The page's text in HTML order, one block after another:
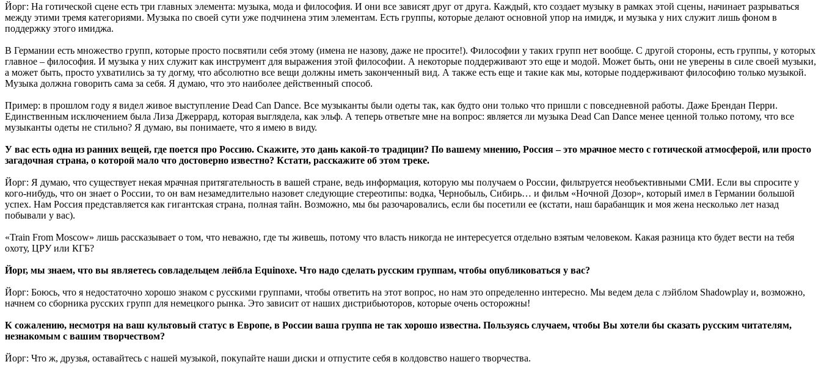
Йорг: На готической сцене есть три главных элемента: музыка, мода и философия. И они все зависят друг от друга. Каждый, кто создает музыку в рамках этой сцены, начинает разрываться
между этими тремя категориями. Музыка по своей сути уже подчинена этим элементам. Есть группы, которые делают основной упор на имидж, и музыка у них служит лишь фоном в
поддержку этого имиджа.
В Германии есть множество групп, которые просто посвятили себя этому (имена не назову, даже не просите!). Философии у таких групп нет вообще. С другой стороны, есть группы, у которых
главное – философия. И музыка у них служит как инструмент для выражения этой философии. А некоторые поддерживают это еще и модой. Может быть, они не уверены в силе своей музыки,
а может быть, просто ухватились за ту догму, что абсолютно все вещи должны иметь законченный вид. А также есть еще и такие как мы, которые поддерживают философию только музыкой.
Музыка должна говорить сама за себя. Я думаю, что это наиболее действенный способ.
Пример: в прошлом году я видел живое выступление Dead Can Dance. Все музыканты были одеты так, как будто они только что пришли с повседневной работы. Даже Брендан Перри.
Единственным исключением была Лиза Джеррард, которая выглядела, как эльф. А теперь ответьте мне на вопрос: является ли музыка Dead Can Dance менее ценной только потому, что все
музыканты одеты не стильно? Я думаю, вы понимаете, что я имею в виду.
У вас есть одна из ранних вещей, где поется про Россию. Скажите, это дань какой-то традиции? По вашему мнению, Россия – это мрачное место с готической атмосферой, или просто
загадочная страна, о которой мало что достоверно известно? Кстати, расскажите об этом треке.
Йорг: Я думаю, что существует некая мрачная притягательность в вашей стране, ведь информация, которую мы получаем о России, фильтруется необъективными СМИ. Если вы спросите у
кого-нибудь, что он знает о России, то он вам незамедлительно назовет следующие стереотипы: водка, Чернобыль, Сибирь… и фильм «Ночной Дозор», который имел в Германии большой
успех. Нам Россия представляется как гигантская страна, полная тайн. Возможно, мы бы разочаровались, если бы посетили ее (кстати, наш барабанщик и моя жена несколько лет назад
побывали у вас).
«Train From Moscow» лишь рассказывает о том, что неважно, где ты живешь, потому что власть никогда не интересуется отдельно взятым человеком. Какая разница кто будет вести на тебя
охоту, ЦРУ или КГБ?
Йорг, мы знаем, что вы являетесь совладельцем лейбла Equinoxe. Что надо сделать русским группам, чтобы опубликоваться у вас?
Йорг: Боюсь, что я недостаточно хорошо знаком с русскими группами, чтобы ответить на этот вопрос, но нам это определенно интересно. Мы ведем дела с лэйблом Shadowplay и, возможно,
начнем со сборника русских групп для немецкого рынка. Это зависит от наших дистрибьюторов, которые очень осторожны!
К сожалению, несмотря на ваш культовый статус в Европе, в России ваша группа не так хорошо известна. Пользуясь случаем, чтобы Вы хотели бы сказать русским читателям,
незнакомым с вашим творчеством?
Йорг: Что ж, друзья, оставайтесь с нашей музыкой, покупайте наши диски и отпустите себя в колдовство нашего творчества.